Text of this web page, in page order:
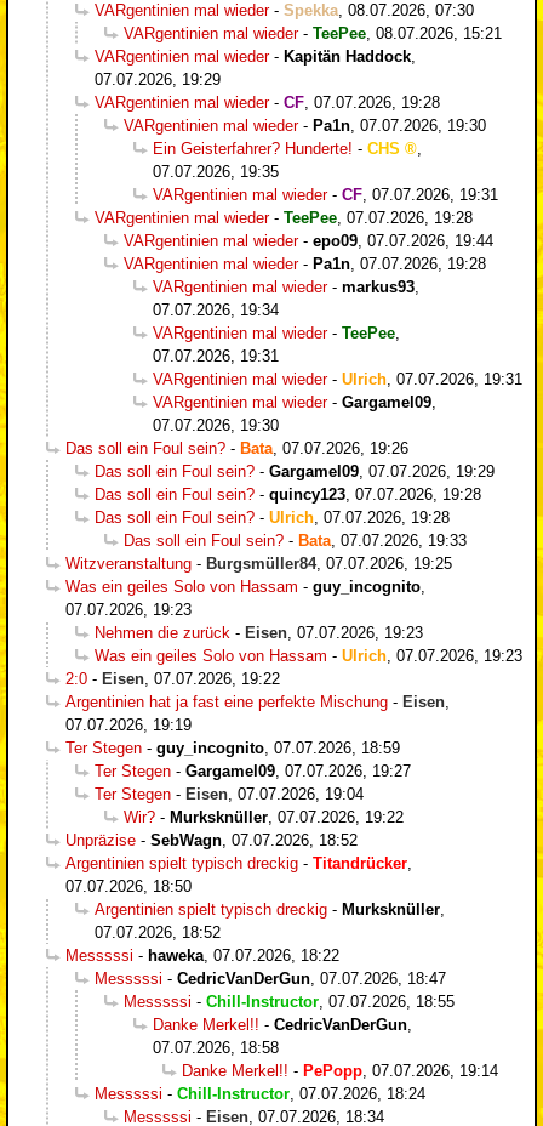
VARgentinien mal wieder- Spekka, 08.07.2026, 07:30
VARgentinien mal wieder- TeePee, 08.07.2026, 15:21
VARgentinien mal wieder- Kapitän Haddock,
07.07.2026, 19:29
VARgentinien mal wieder- CF, 07.07.2026, 19:28
VARgentinien mal wieder- Pa1n, 07.07.2026, 19:30
Ein Geisterfahrer? Hunderte! - CHS
,
07.07.2026, 19:35
VARgentinien mal wieder- CF, 07.07.2026, 19:31
VARgentinien mal wieder- TeePee, 07.07.2026, 19:28
VARgentinien mal wieder- epo09, 07.07.2026, 19:44
VARgentinien mal wieder- Pa1n, 07.07.2026, 19:28
VARgentinien mal wieder- markus93,
07.07.2026, 19:34
VARgentinien mal wieder- TeePee,
07.07.2026, 19:31
VARgentinien mal wieder- Ulrich, 07.07.2026, 19:31
VARgentinien mal wieder- Gargamel09,
07.07.2026, 19:30
Das soll ein Foul sein? - Bata, 07.07.2026, 19:26
Das soll ein Foul sein? - Gargamel09, 07.07.2026, 19:29
Das soll ein Foul sein? - quincy123, 07.07.2026, 19:28
Das soll ein Foul sein? - Ulrich, 07.07.2026, 19:28
Das soll ein Foul sein? - Bata, 07.07.2026, 19:33
Witzveranstaltung - Burgsmüller84, 07.07.2026, 19:25
Was ein geiles Solo von Hassam - guy_incognito,
07.07.2026, 19:23
Nehmen die zurück - Eisen, 07.07.2026, 19:23
Was ein geiles Solo von Hassam - Ulrich, 07.07.2026, 19:23
2:0 - Eisen, 07.07.2026, 19:22
Argentinien hat ja fast eine perfekte Mischung - Eisen,
07.07.2026, 19:19
Ter Stegen - guy_incognito, 07.07.2026, 18:59
Ter Stegen - Gargamel09, 07.07.2026, 19:27
Ter Stegen - Eisen, 07.07.2026, 19:04
Wir? - Murksknüller, 07.07.2026, 19:22
Unpräzise - SebWagn, 07.07.2026, 18:52
Argentinien spielt typisch dreckig - Titandrücker,
07.07.2026, 18:50
Argentinien spielt typisch dreckig - Murksknüller,
07.07.2026, 18:52
Messsssi - haweka, 07.07.2026, 18:22
Messsssi - CedricVanDerGun, 07.07.2026, 18:47
Messsssi - Chill-Instructor, 07.07.2026, 18:55
Danke Merkel!! - CedricVanDerGun,
07.07.2026, 18:58
Danke Merkel!! - PePopp, 07.07.2026, 19:14
Messsssi - Chill-Instructor, 07.07.2026, 18:24
Messsssi - Eisen, 07.07.2026, 18:34